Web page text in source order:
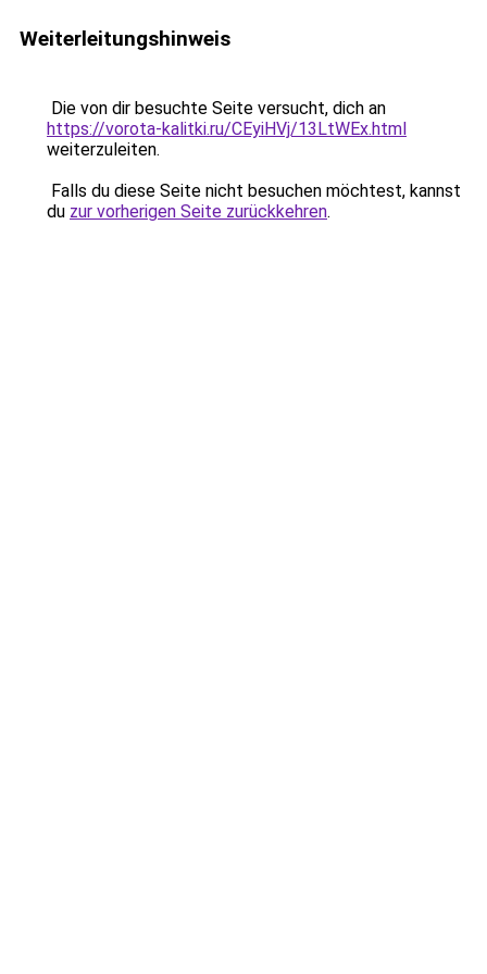
Weiterleitungshinweis
Die von dir besuchte Seite versucht, dich an
https://vorota-kalitki.ru/CEyiHVj/13LtWEx.html
weiterzuleiten.
Falls du diese Seite nicht besuchen möchtest, kannst
du zur vorherigen Seite zurückkehren.